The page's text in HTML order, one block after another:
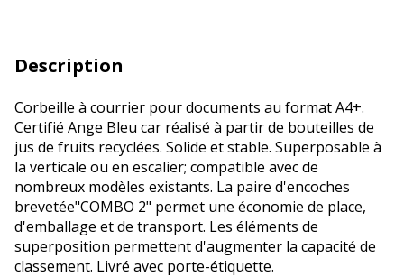
Description
Corbeille à courrier pour documents au format A4+.
Certifié Ange Bleu car réalisé à partir de bouteilles de
jus de fruits recyclées. Solide et stable. Superposable à
la verticale ou en escalier; compatible avec de
nombreux modèles existants. La paire d'encoches
brevetée"COMBO 2" permet une économie de place,
d'emballage et de transport. Les éléments de
superposition permettent d'augmenter la capacité de
classement. Livré avec porte-étiquette.